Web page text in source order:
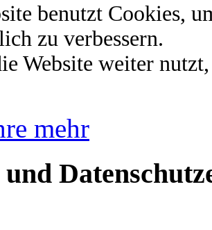
benutzt Cookies,
zu verbessern.
Website weiter
mehr